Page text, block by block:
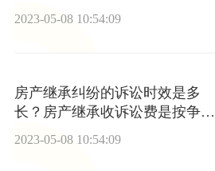
2023-05-08 10:54:09
房产继承纠纷的诉讼时效是多
长？房产继承收诉讼费是按争议
财产标的金额来计算的吗？
2023-05-08 10:54:09